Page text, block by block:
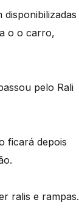
o o carro,
pelo Rali
ficará depois
ralis e rampas.